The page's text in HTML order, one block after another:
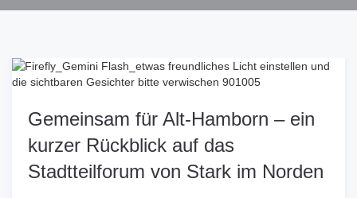
Gemeinsam für Alt-Hamborn – ein
kurzer Rückblick auf das
Stadtteilforum von Stark im Norden